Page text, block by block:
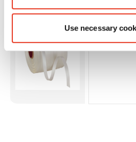
Use necessary
Press 605